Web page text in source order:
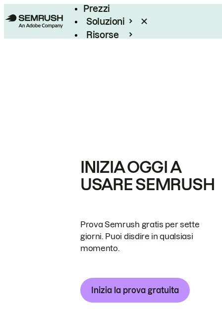
Prezzi
Soluzioni
Risorse
INIZIA OGGI A
USARE SEMRUSH
Prova Semrush gratis per sette
giorni. Puoi disdire in qualsiasi
momento.
Inizia la prova gratuita